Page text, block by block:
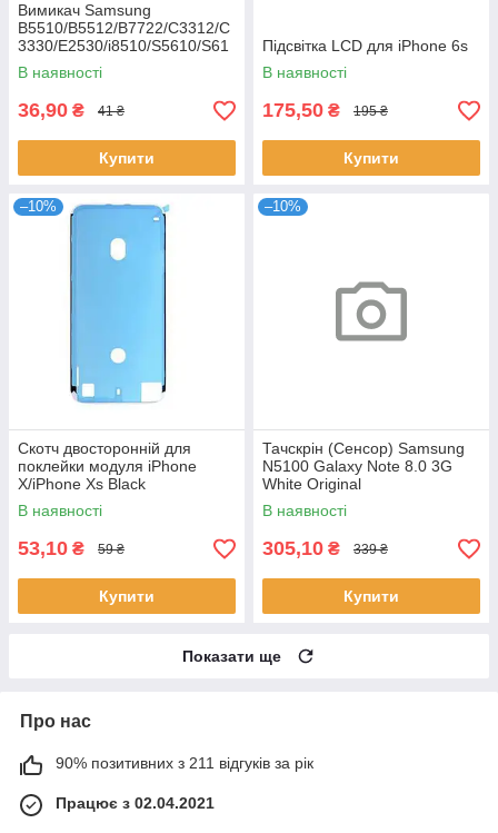
Вимикач Samsung
B5510/B5512/B7722/C3312/C
3330/E2530/i8510/S5610/S61
02
В наявності
36,90 ₴ 41 ₴
Купити
Підсвітка LCD для iPhone 6s
В наявності
175,50 ₴ 195 ₴
Купити
–10%
Скотч двосторонній для
поклейки модуля iPhone
X/iPhone Xs Black
В наявності
53,10 ₴ 59 ₴
Купити
–10%
Тачскрін (Сенсор) Samsung
N5100 Galaxy Note 8.0 3G
White Original
В наявності
305,10 ₴ 339 ₴
Купити
Показати ще
Про нас
90% позитивних з 211 відгуків за рік
Працює з 02.04.2021